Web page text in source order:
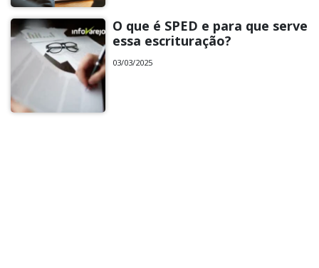
O que é SPED e para que serve
essa escrituração?
03/03/2025